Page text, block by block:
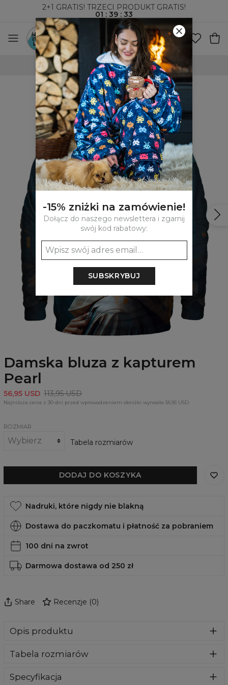
2+1 GRATIS! TRZECI PRODUKT GRATIS!
01 :39 :32
WYSYŁKA ZA POBRANIEM I DO PACZKOMATÓW
Damska bluza z kapturem
Pearl
56,95 USD 113,95 USD
Najniższa cena z 30 dni przed wprowadzeniem obniżki wynosiła 56,95 USD
ROZMIAR
Tabela rozmiarów
DODAJ DO KOSZYKA
Nadruki, które nigdy nie blakną
Dostawa do paczkomatu i płatność za pobraniem
100 dni na zwrot
Darmowa dostawa od 250 zł
Share Recenzje (0)
Opis produktu
miłego w dotyku materiału. Klasyczny kaptur i przednie
produkt, więc dołożyliśmy wszelkich starań aby jakość
Tabela rozmiarów
Specyfikacja
-15% zniżki na zamówienie!
Dołącz do naszego newslettera i zgarnij
swój kod rabatowy:
SUBSKRYBUJ